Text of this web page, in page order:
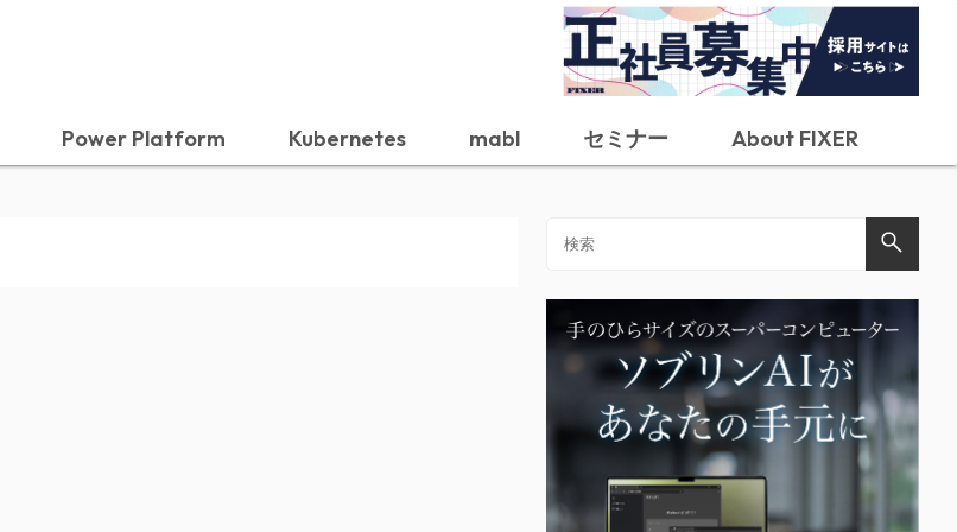
Power Platform Kubernetes mabl セミナー About FIXER